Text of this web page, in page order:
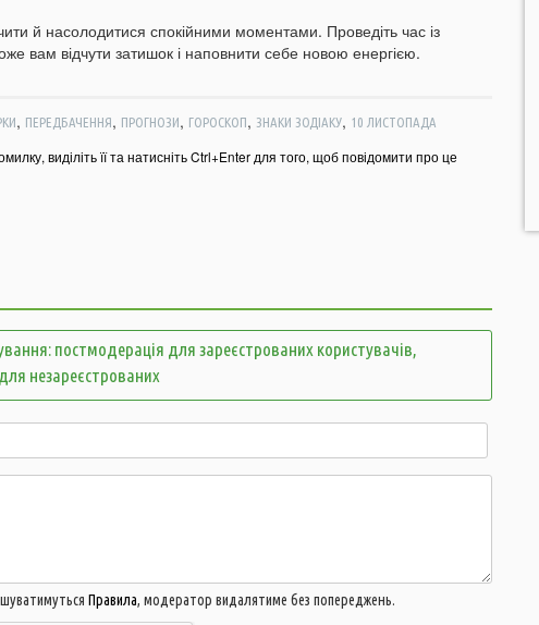
й насолодитися спокійними моментами. Проведіть час із
вам відчути затишок і наповнити себе новою енергією.
, ПЕРЕДБАЧЕННЯ, ПРОГНОЗИ, ГОРОСКОП, ЗНАКИ ЗОДІАКУ, 10 ЛИСТОПАДА
виділіть її та натисніть Ctrl+Enter для того, щоб повідомити про це
постмодерація для зареєстрованих користувачів,
незареєстрованих
Правила, модератор видалятиме без попереджень.